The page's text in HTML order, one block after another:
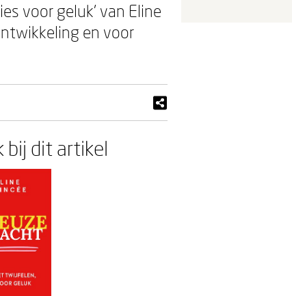
voor geluk’ van Eline
en voor
bij dit artikel